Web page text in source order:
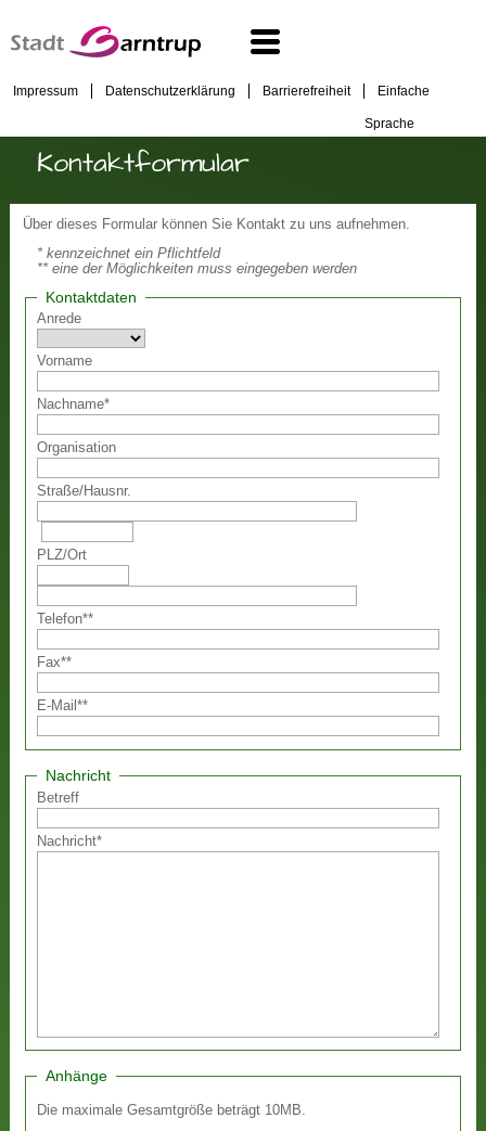
Impressum Datenschutzerklärung Barrierefreiheit Einfache
Sprache
Kontaktformular
Über dieses Formular können Sie Kontakt zu uns aufnehmen.
* kennzeichnet ein Pflichtfeld
** eine der Möglichkeiten muss eingegeben werden
Kontaktdaten
Anrede
Vorname
Nachname*
Organisation
Straße/Hausnr.
PLZ/Ort
Telefon**
Fax**
E-Mail **
Nachricht
Betreff
Nachricht*
Anhänge
Die maximale Gesamtgröße beträgt 10MB.